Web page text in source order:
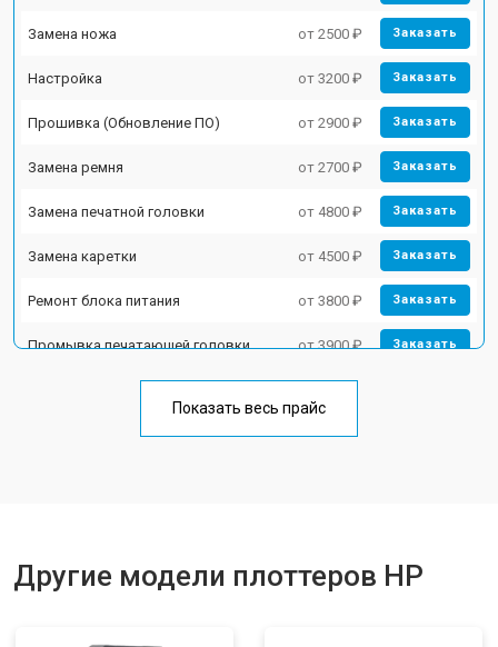
Замена ножа от 2500 ₽ Заказать
Настройка от 3200 ₽ Заказать
Прошивка (Обновление ПО) от 2900 ₽ Заказать
Замена ремня от 2700 ₽ Заказать
Замена печатной головки от 4800 ₽ Заказать
Замена каретки от 4500 ₽ Заказать
Ремонт блока питания от 3800 ₽ Заказать
Промывка печатающей головки от 3900 ₽ Заказать
Показать весь прайс
Другие модели плоттеров HP